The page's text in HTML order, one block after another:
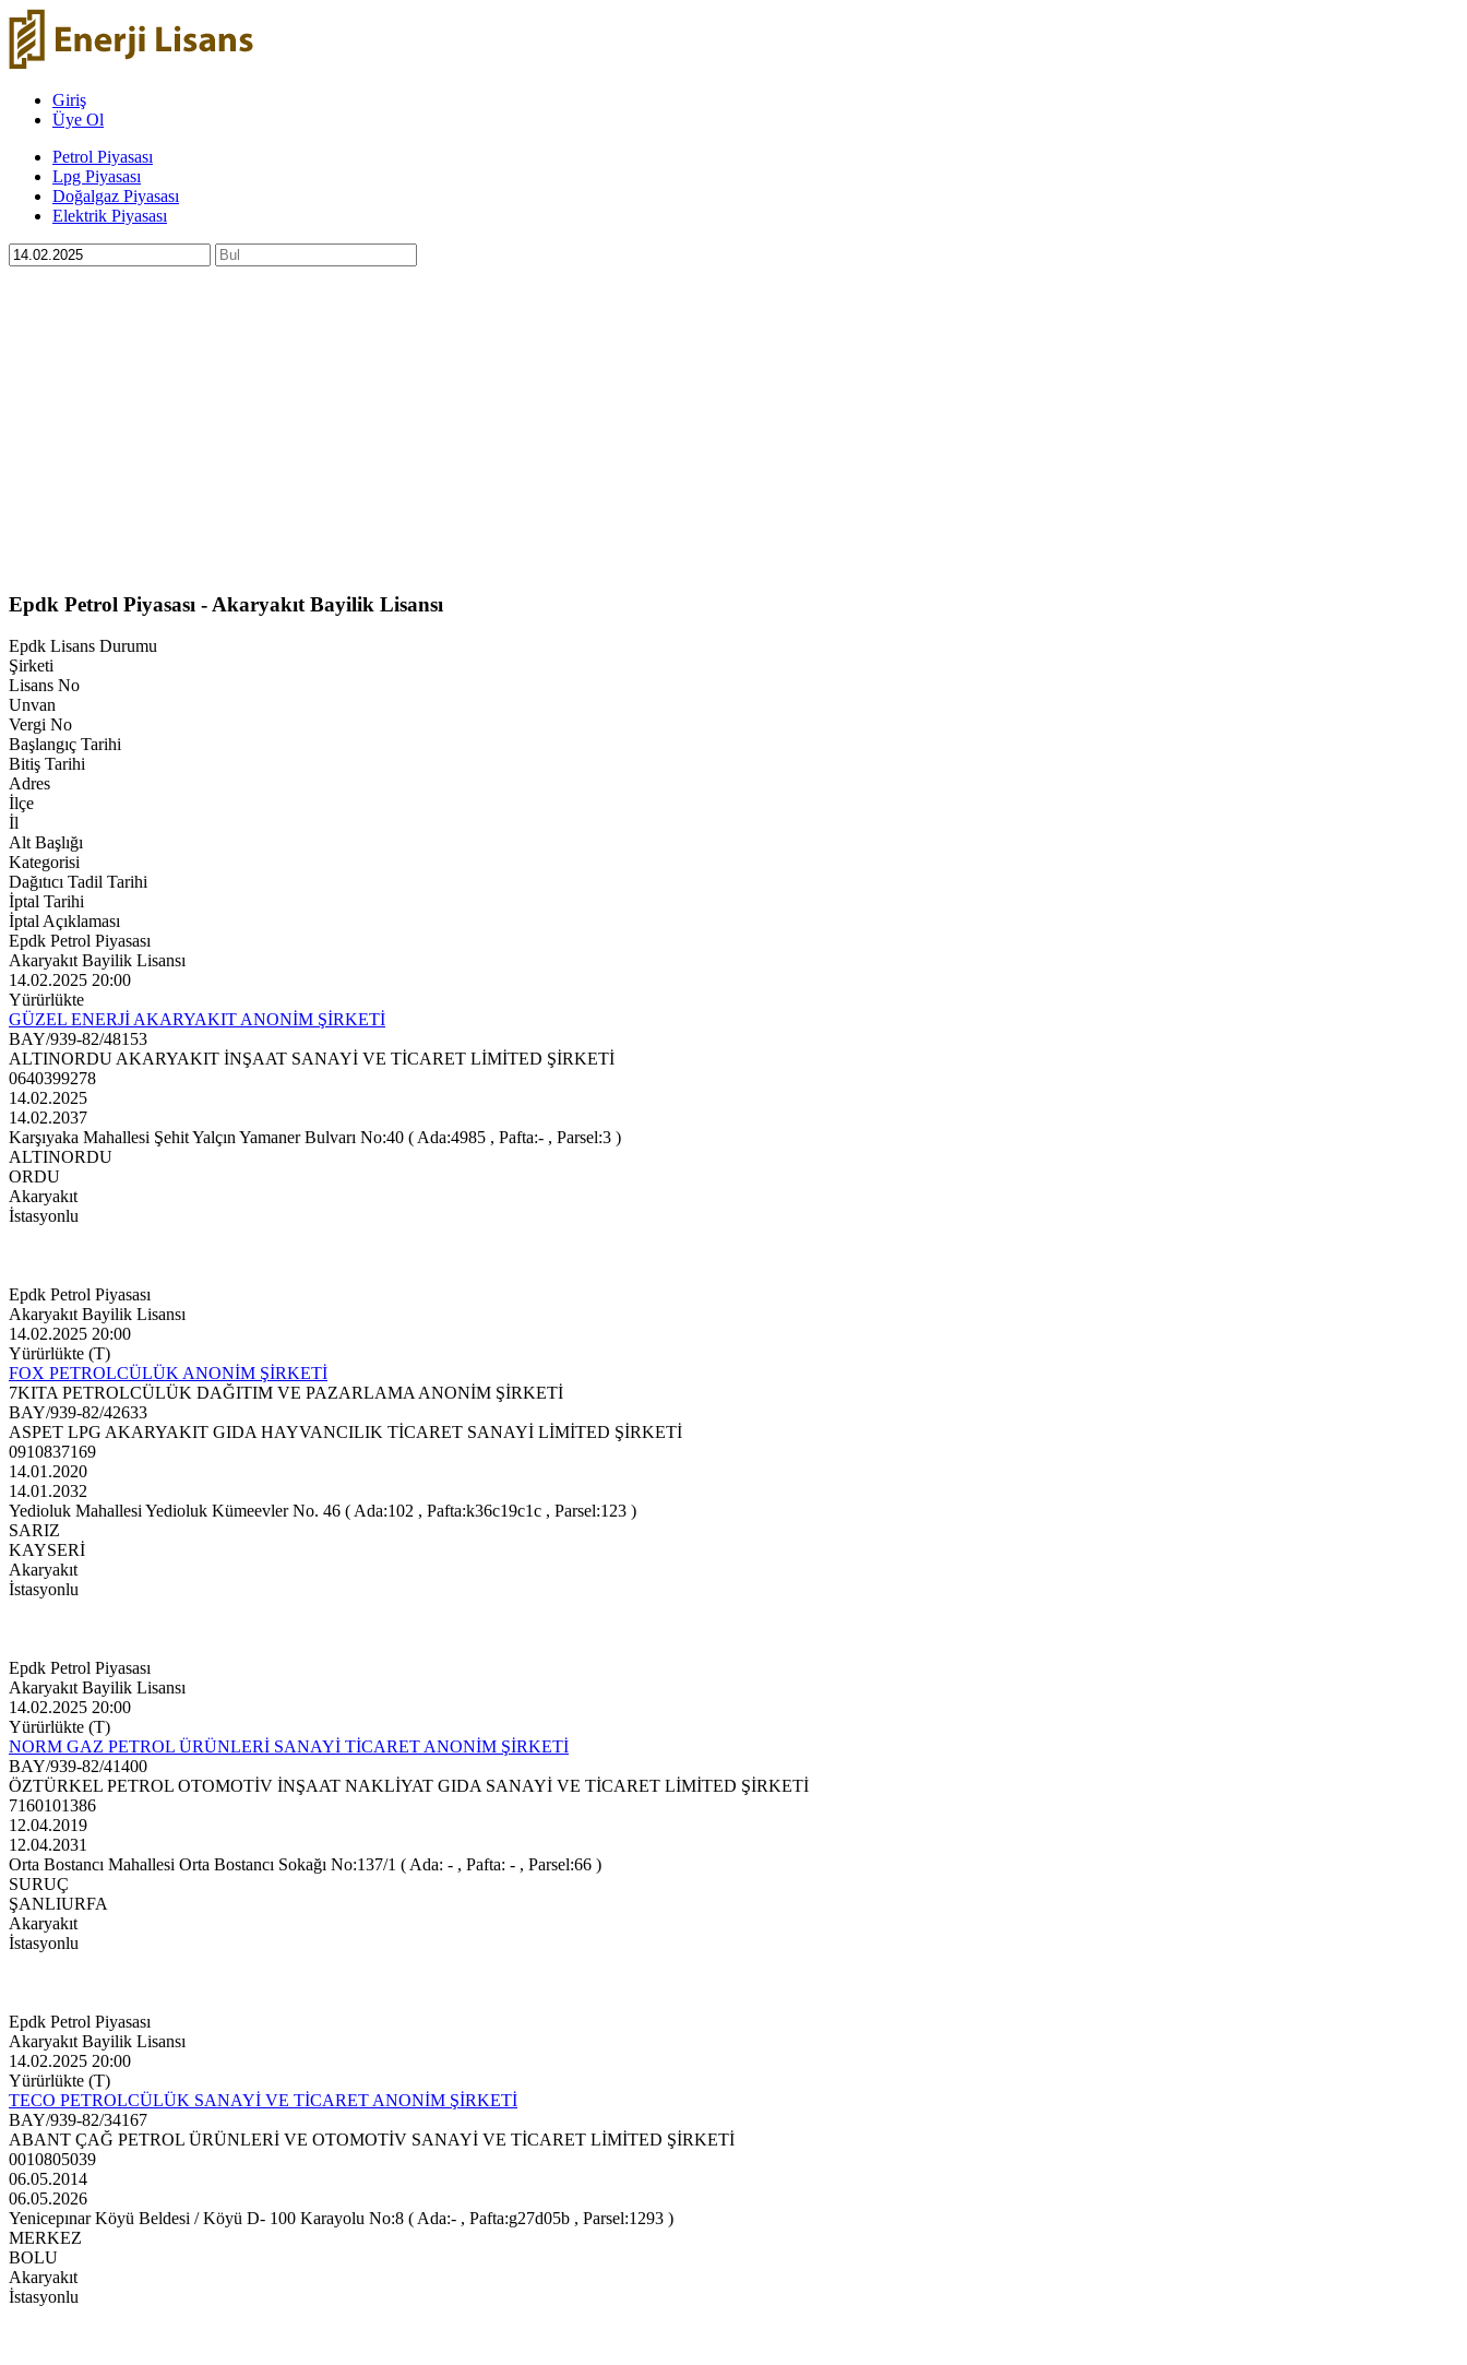
Giriş
Üye Ol
Petrol Piyasası
Lpg Piyasası
Doğalgaz Piyasası
Elektrik Piyasası
Epdk Petrol Piyasası - Akaryakıt Bayilik Lisansı
Epdk Lisans Durumu
Şirketi
Lisans No
Unvan
Vergi No
Başlangıç Tarihi
Bitiş Tarihi
Adres
İlçe
İl
Alt Başlığı
Kategorisi
Dağıtıcı Tadil Tarihi
İptal Tarihi
İptal Açıklaması
Epdk Petrol Piyasası
Akaryakıt Bayilik Lisansı
14.02.2025 20:00
Yürürlükte
GÜZEL ENERJİ AKARYAKIT ANONİM ŞİRKETİ
BAY/939-82/48153
ALTINORDU AKARYAKIT İNŞAAT SANAYİ VE TİCARET LİMİTED ŞİRKETİ
0640399278
14.02.2025
14.02.2037
Karşıyaka Mahallesi Şehit Yalçın Yamaner Bulvarı No:40 ( Ada:4985 , Pafta:- , Parsel:3 )
ALTINORDU
ORDU
Akaryakıt
İstasyonlu
Epdk Petrol Piyasası
Akaryakıt Bayilik Lisansı
14.02.2025 20:00
Yürürlükte (T)
FOX PETROLCÜLÜK ANONİM ŞİRKETİ
7KITA PETROLCÜLÜK DAĞITIM VE PAZARLAMA ANONİM ŞİRKETİ
BAY/939-82/42633
ASPET LPG AKARYAKIT GIDA HAYVANCILIK TİCARET SANAYİ LİMİTED ŞİRKETİ
0910837169
14.01.2020
14.01.2032
Yedioluk Mahallesi Yedioluk Kümeevler No. 46 ( Ada:102 , Pafta:k36c19c1c , Parsel:123 )
SARIZ
KAYSERİ
Akaryakıt
İstasyonlu
Epdk Petrol Piyasası
Akaryakıt Bayilik Lisansı
14.02.2025 20:00
Yürürlükte (T)
NORM GAZ PETROL ÜRÜNLERİ SANAYİ TİCARET ANONİM ŞİRKETİ
BAY/939-82/41400
ÖZTÜRKEL PETROL OTOMOTİV İNŞAAT NAKLİYAT GIDA SANAYİ VE TİCARET LİMİTED ŞİRKETİ
7160101386
12.04.2019
12.04.2031
Orta Bostancı Mahallesi Orta Bostancı Sokağı No:137/1 ( Ada: - , Pafta: - , Parsel:66 )
SURUÇ
ŞANLIURFA
Akaryakıt
İstasyonlu
Epdk Petrol Piyasası
Akaryakıt Bayilik Lisansı
14.02.2025 20:00
Yürürlükte (T)
TECO PETROLCÜLÜK SANAYİ VE TİCARET ANONİM ŞİRKETİ
BAY/939-82/34167
ABANT ÇAĞ PETROL ÜRÜNLERİ VE OTOMOTİV SANAYİ VE TİCARET LİMİTED ŞİRKETİ
0010805039
06.05.2014
06.05.2026
Yenicepınar Köyü Beldesi / Köyü D- 100 Karayolu No:8 ( Ada:- , Pafta:g27d05b , Parsel:1293 )
MERKEZ
BOLU
Akaryakıt
İstasyonlu